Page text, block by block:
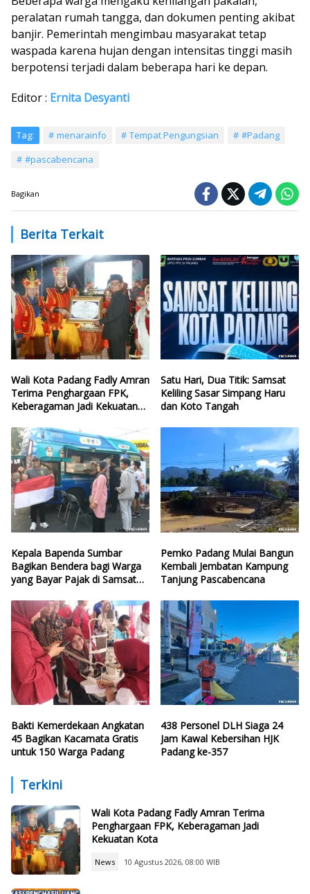
peralatan rumah tangga, dan dokumen penting akibat
banjir. Pemerintah mengimbau masyarakat tetap
waspada karena hujan dengan intensitas tinggi masih
berpotensi terjadi dalam beberapa hari ke depan.
Editor : Ernita Desyanti
Tag: menarainfo Tempat Pengungsian
#Padang
#pascabencana
Bagikan
Berita Terkait
Wali Kota Padang Fadly Amran
Terima Penghargaan FPK,
Keberagaman Jadi Kekuatan
Satu Hari, Dua Titik: Samsat
Keliling Sasar Simpang Haru
dan Koto Tangah
Kepala Bapenda Sumbar
Bagikan Bendera bagi Warga
yang Bayar Pajak di Samsat
Pemko Padang Mulai Bangun
Kembali Jembatan Kampung
Tanjung Pascabencana
Bakti Kemerdekaan Angkatan
45 Bagikan Kacamata Gratis
untuk 150 Warga Padang
438 Personel DLH Siaga 24
Jam Kawal Kebersihan HJK
Padang ke-357
Terkini
Wali Kota Padang Fadly Amran Terima
Penghargaan FPK, Keberagaman Jadi
Kekuatan Kota
News 10 Agustus 2026, 08:00 WIB